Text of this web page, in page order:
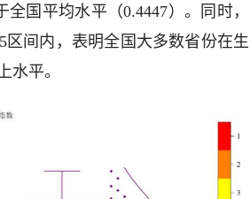
国平均水平（0.4447）。同时，
区间内，表明全国大多数省份在生
水平。